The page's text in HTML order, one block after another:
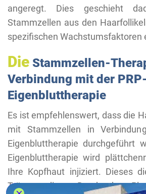
angeregt. Dies geschieht
Stammzellen aus den
spezifischen Wachstumsfaktoren
Die Stammzellen-
Verbindung mit der PRP-
Eigenbluttherapie
Es ist empfehlenswert, dass die
mit Stammzellen in
Eigenbluttherapie durchgeführt
Eigenbluttherapie wird
Ihre Kopfhaut injiziert. Dieses
Trägermedium. Durch das